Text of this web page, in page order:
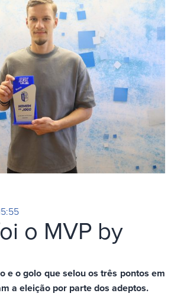
o MVP by
e o golo que selou os três pontos em
a eleição por parte dos adeptos.